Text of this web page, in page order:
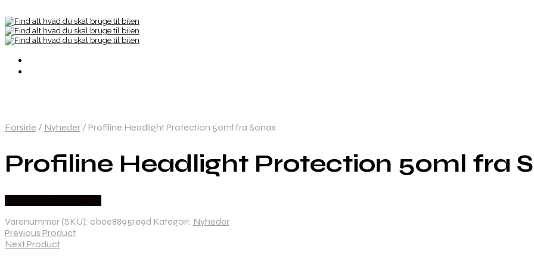
Forside / Nyheder / Profiline Headlight Protection 50ml fra Sonax
Profiline Headlight Protection 50ml fra
Varenummer (SKU): cbce88951e9d Kategori: Nyheder
Previous Product
Next Product